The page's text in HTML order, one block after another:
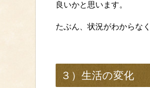
良いかと思います。
たぶん、状況がわからな
３）生活の変化